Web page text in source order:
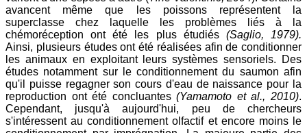
avancent même que les poissons représentent la
superclasse chez laquelle les problèmes liés à la
chémoréception ont été les plus étudiés (Saglio, 1979).
Ainsi, plusieurs études ont été réalisées afin de conditionner
les animaux en exploitant leurs systèmes sensoriels. Des
études notamment sur le conditionnement du saumon afin
qu'il puisse regagner son cours d'eau de naissance pour la
reproduction ont été concluantes(Yamamoto et al., 2010).
Cependant, jusqu'à aujourd'hui, peu de chercheurs
s'intéressent au conditionnement olfactif et encore moins le